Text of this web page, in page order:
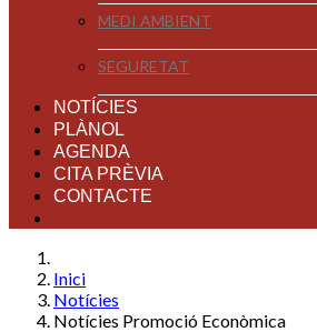
MEDI AMBIENT
SEGURETAT
NOTÍCIES
PLÀNOL
AGENDA
CITA PRÈVIA
CONTACTE
Inici
Notícies
Notícies Promoció Econòmica